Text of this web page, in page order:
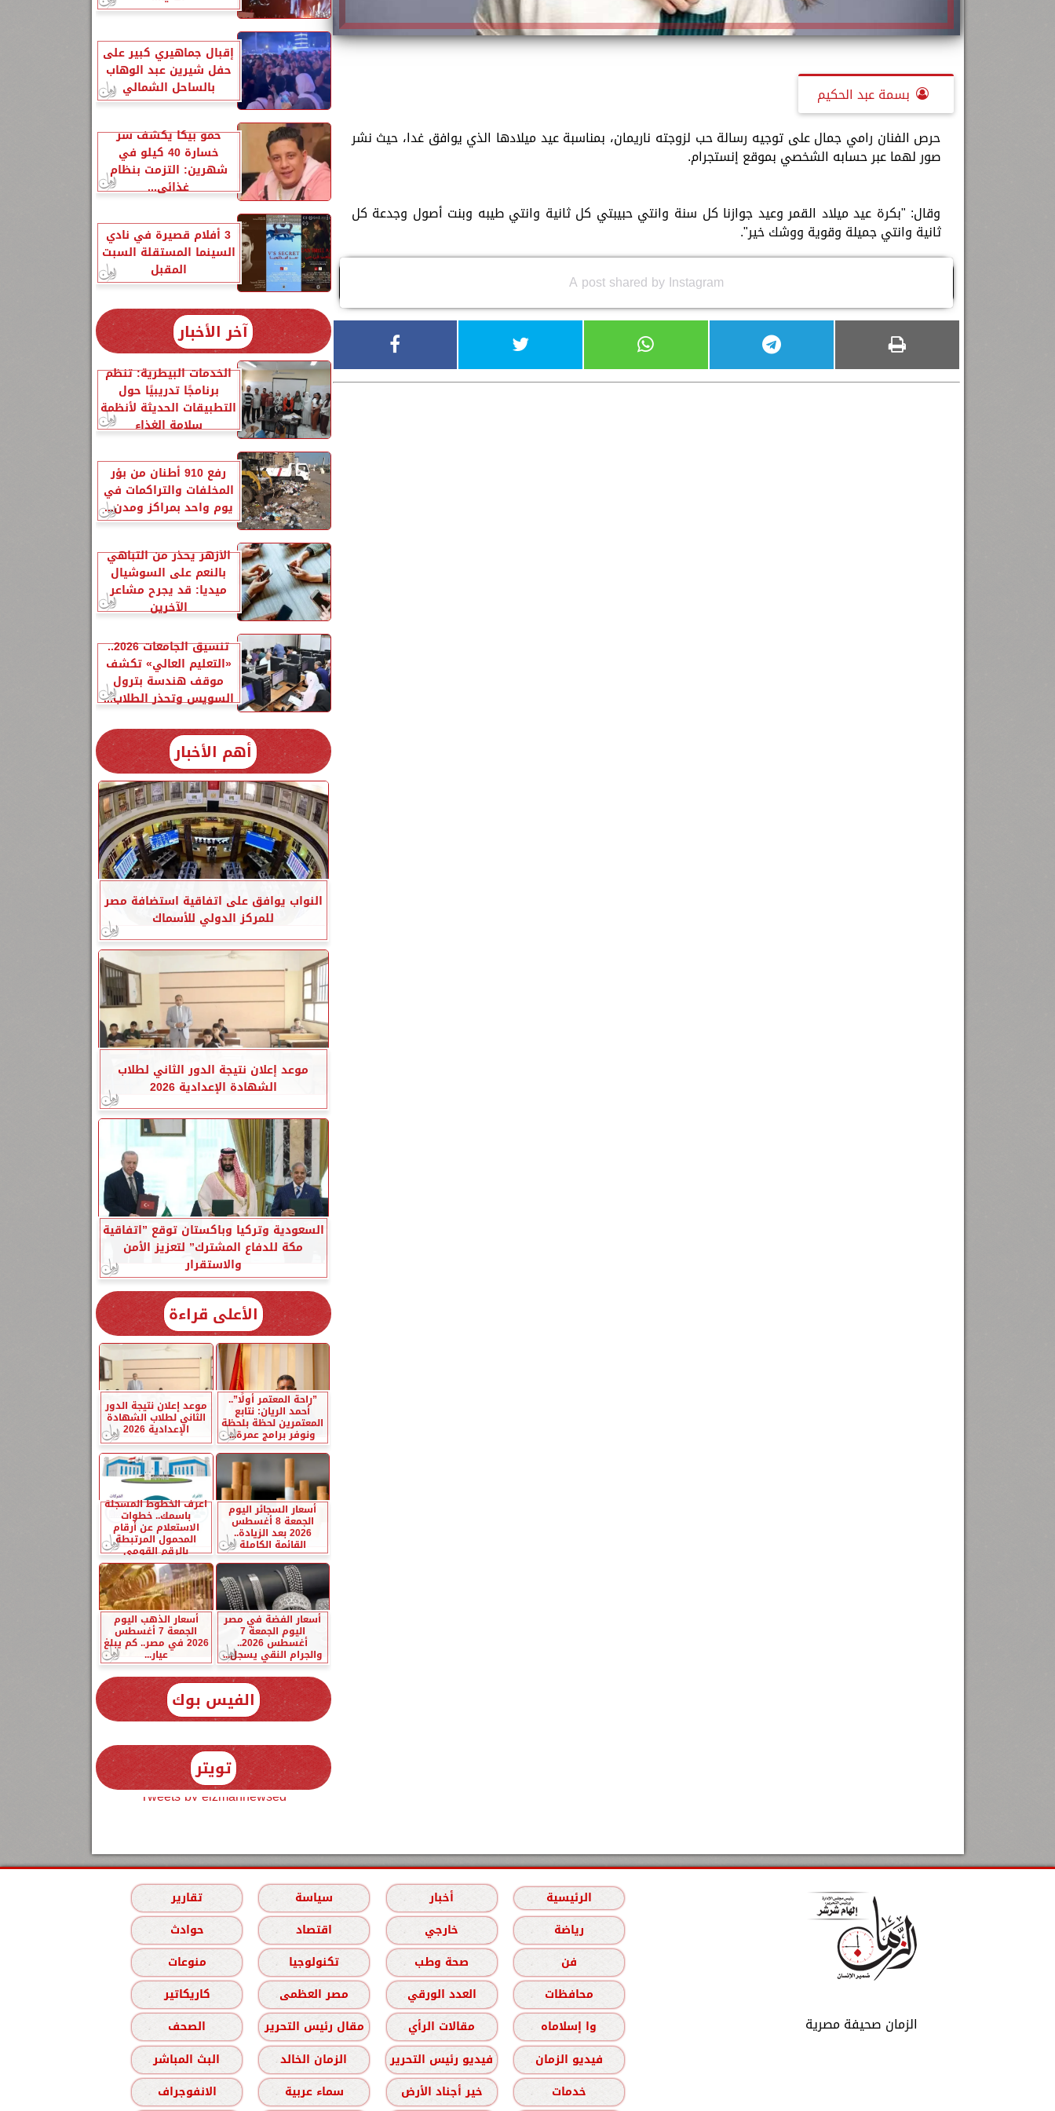
بسمة عبد الحكيم
حرص الفنان رامي جمال على توجيه رسالة حب لزوجته ناريمان، بمناسبة عيد ميلادها الذي يوافق غدا، حيث نشر
صور لهما عبر حسابه الشخصي بموقع إنستجرام.
وقال: "بكرة عيد ميلاد القمر وعيد جوازنا كل سنة وانتي حبيبتي كل ثانية وانتي طيبه وبنت أصول وجدعة كل
ثانية وانتي جميلة وقوية ووشك خير".
A post shared by Instagram
إقبال جماهيري كبير على
حفل شيرين عبد الوهاب
بالساحل الشمالي
حمو بيكا يكشف سر
خسارة 40 كيلو في
شهرين: التزمت بنظام
غذائي...
3 أفلام قصيرة في نادي
السينما المستقلة السبت
المقبل
آخر الأخبار
الخدمات البيطرية: تنظم
برنامجًا تدريبيًا حول
التطبيقات الحديثة لأنظمة
سلامة الغذاء
رفع 910 أطنان من بؤر
المخلفات والتراكمات في
يوم واحد بمراكز ومدن...
الأزهر يحذر من التباهي
بالنعم على السوشيال
ميديا: قد يجرح مشاعر
الآخرين
تنسيق الجامعات 2026..
«التعليم العالي» تكشف
موقف هندسة بترول
السويس وتحذر الطلاب...
أهم الأخبار
النواب يوافق على اتفاقية استضافة مصر
للمركز الدولي للأسماك
موعد إعلان نتيجة الدور الثاني لطلاب
الشهادة الإعدادية 2026
السعودية وتركيا وباكستان توقع ”اتفاقية
مكة للدفاع المشترك” لتعزيز الأمن
والاستقرار
الأعلى قراءة
”راحة المعتمر أولًا”..
أحمد الريان: نتابع
المعتمرين لحظة بلحظة
ونوفر برامج عمرة...
موعد إعلان نتيجة الدور
الثاني لطلاب الشهادة
الإعدادية 2026
أسعار السجائر اليوم
الجمعة 8 أغسطس
2026 بعد الزيادة..
القائمة الكاملة
اعرف الخطوط المسجلة
باسمك.. خطوات
الاستعلام عن أرقام
المحمول المرتبطة
بالرقم القومي
أسعار الفضة في مصر
اليوم الجمعة 7
أغسطس 2026..
والجرام النقي يسجل...
أسعار الذهب اليوم
الجمعة 7 أغسطس
2026 في مصر.. كم يبلغ
عيار...
الفيس بوك
تويتر
Tweets by elzmannewseg
الزمان صحيفة مصرية
الرئيسية أخبار سياسة
تقارير
رياضة
خارجي اقتصاد
حوادث
فن
صحة وطب تكنولوجيا
منوعات
محافظات
العدد الورقي مصر العظمى
كاريكاتير
وا إسلاماه
مقالات الرأي مقال رئيس التحرير
الصحف
فيديو الزمان
فيديو رئيس التحرير الزمان الخالد
البث المباشر
خدمات
خير أجناد الأرض سماء عربية الانفوجراف